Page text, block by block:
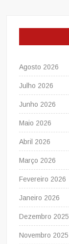
Agosto 2026
Julho 2026
Junho 2026
Maio 2026
Abril 2026
Março 2026
Fevereiro 2026
Janeiro 2026
Dezembro 2025
Novembro 2025